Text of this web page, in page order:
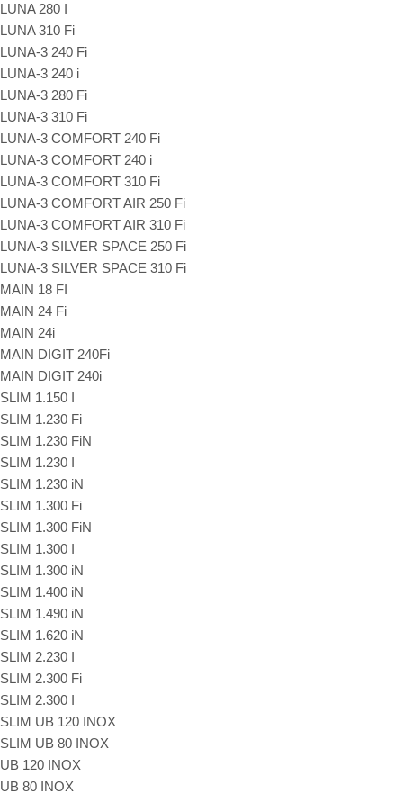
LUNA 280 I
LUNA 310 Fi
LUNA-3 240 Fi
LUNA-3 240 i
LUNA-3 280 Fi
LUNA-3 310 Fi
LUNA-3 COMFORT 240 Fi
LUNA-3 COMFORT 240 i
LUNA-3 COMFORT 310 Fi
LUNA-3 COMFORT AIR 250 Fi
LUNA-3 COMFORT AIR 310 Fi
LUNA-3 SILVER SPACE 250 Fi
LUNA-3 SILVER SPACE 310 Fi
MAIN 18 FI
MAIN 24 Fi
MAIN 24i
MAIN DIGIT 240Fi
MAIN DIGIT 240i
SLIM 1.150 I
SLIM 1.230 Fi
SLIM 1.230 FiN
SLIM 1.230 I
SLIM 1.230 iN
SLIM 1.300 Fi
SLIM 1.300 FiN
SLIM 1.300 I
SLIM 1.300 iN
SLIM 1.400 iN
SLIM 1.490 iN
SLIM 1.620 iN
SLIM 2.230 I
SLIM 2.300 Fi
SLIM 2.300 I
SLIM UB 120 INOX
SLIM UB 80 INOX
UB 120 INOX
UB 80 INOX